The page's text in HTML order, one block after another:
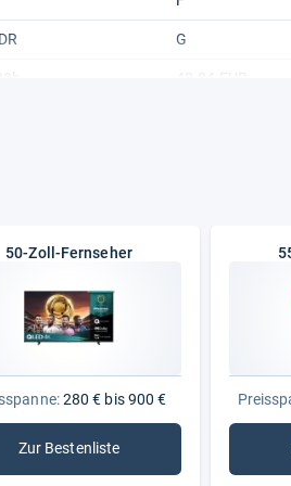
G
3840 x 2160 Pixel
65"
165 cm
50-Zoll-Fernseher
280 € bis 900 €
Zur Bestenliste: 50-Zoll-Fernseher